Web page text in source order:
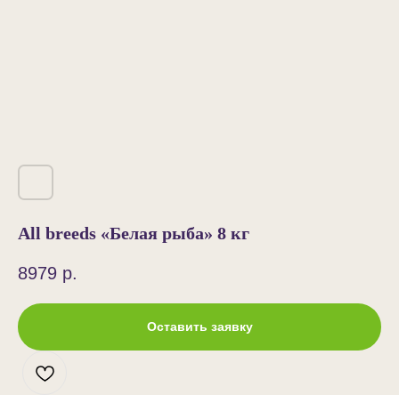
All breeds «Белая рыба»‎ 8 кг
8979 р.
Оставить заявку